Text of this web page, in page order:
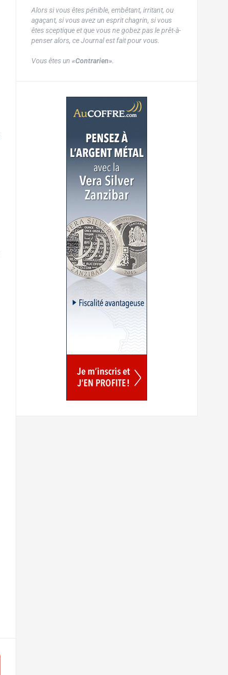
Alors si vous êtes pénible, embêtant, irritant, ou
agaçant, si vous avez un esprit chagrin, si vous
êtes sceptique et que vous ne gobez pas le prêt-à-
penser alors, ce Journal est fait pour vous.
Vous êtes un «Contrarien».